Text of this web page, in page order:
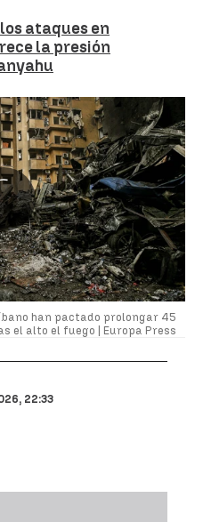
ataques en
la presión
han pactado prolongar 45
el alto el fuego | Europa Press
22:33